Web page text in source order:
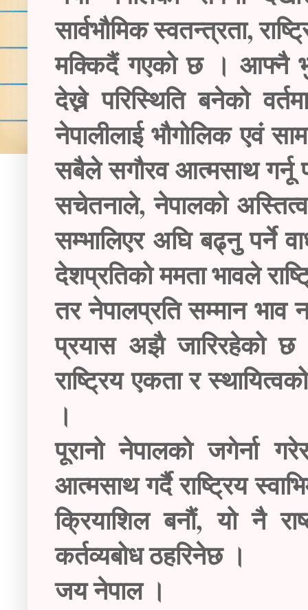
सार्वभौमिक स्वतन्त्रता,
मक्किदैं गएको छ । आफ्नै
देख्ने परिस्थिति बनेको
नेपालीलाई भौगोलिक एवं
सबैले सगौरव आत्मसाथ गर्नू
सचेतनाले, नेपालको अस्तित्व
सम्भालिएर अघि बढ्नु पर्ने
देशप्रतिको ममता भावले
तर नेपालप्रति सम्मान भाव
प्रयास अझै जारिरहेको छ
राष्ट्रिय एकता र
।
पूरानो नेपालको जगेर्ना
आत्मसाथ गर्दै राष्ट्रिय
क्रियाशिल बनौं, यो नै
कर्तव्यबोध ठहरिनेछ ।
जय नेपाल ।